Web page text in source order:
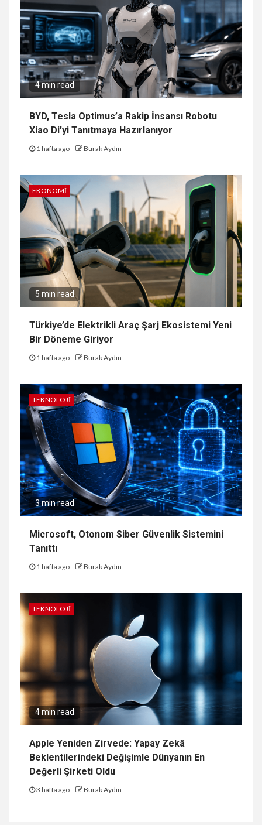
4 min read
BYD, Tesla Optimus’a Rakip İnsansı Robotu
Xiao Di’yi Tanıtmaya Hazırlanıyor
1 hafta ago Burak Aydın
EKONOMI
5 min read
Türkiye’de Elektrikli Araç Şarj Ekosistemi Yeni
Bir Döneme Giriyor
1 hafta ago Burak Aydın
TEKNOLOJI
3 min read
Microsoft, Otonom Siber Güvenlik Sistemini
Tanıttı
1 hafta ago Burak Aydın
TEKNOLOJI
4 min read
Apple Yeniden Zirvede: Yapay Zekâ
Beklentilerindeki Değişimle Dünyanın En
Değerli Şirketi Oldu
3 hafta ago Burak Aydın